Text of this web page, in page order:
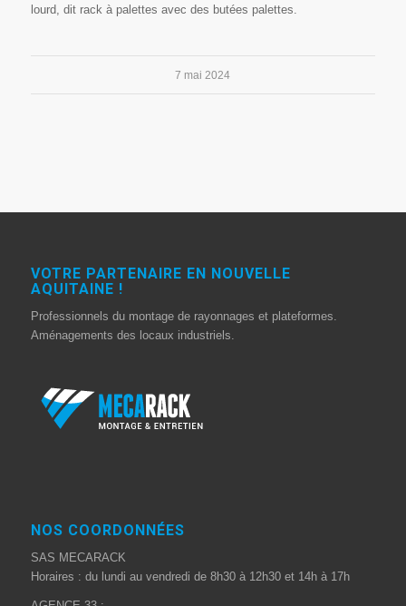
lourd, dit rack à palettes avec des butées palettes.
7 mai 2024
VOTRE PARTENAIRE EN NOUVELLE
AQUITAINE !
Professionnels du montage de rayonnages et plateformes.
Aménagements des locaux industriels.
NOS COORDONNÉES
SAS MECARACK
Horaires : du lundi au vendredi de 8h30 à 12h30 et 14h à 17h